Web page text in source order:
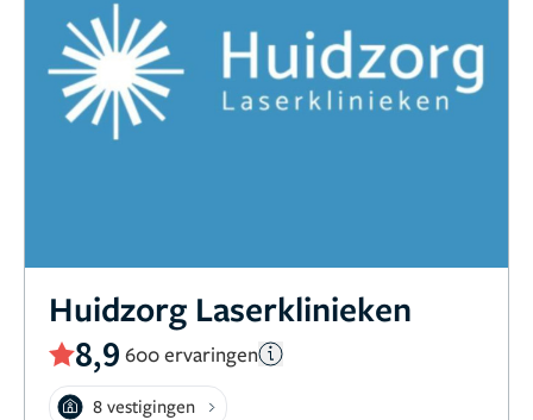
Huidzorg Laserklinieken
8,9 600 ervaringen
8 vestigingen